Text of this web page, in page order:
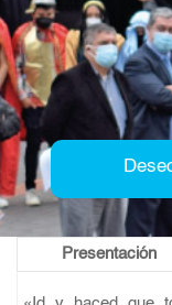
Presentación